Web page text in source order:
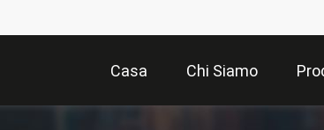
Casa Chi Siamo